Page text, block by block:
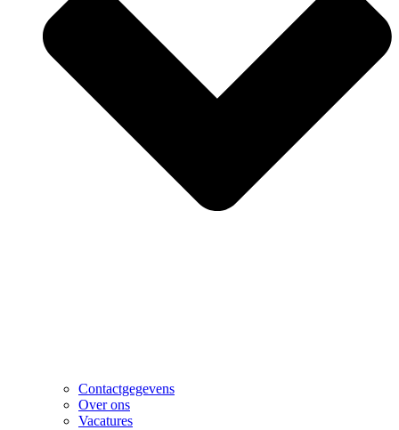
Contactgegevens
Over ons
Vacatures